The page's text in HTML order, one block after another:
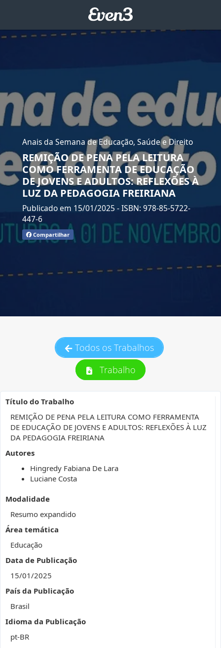
Anais da Semana de Educação, Saúde e Direito
REMIÇÃO DE PENA PELA LEITURA
COMO FERRAMENTA DE EDUCAÇÃO
DE JOVENS E ADULTOS: REFLEXÕES À
LUZ DA PEDAGOGIA FREIRIANA
Publicado em 15/01/2025 - ISBN: 978-85-5722-
447-6
Compartilhar
Todos os Trabalhos
Trabalho
Título do Trabalho
REMIÇÃO DE PENA PELA LEITURA COMO FERRAMENTA
DE EDUCAÇÃO DE JOVENS E ADULTOS: REFLEXÕES À LUZ
DA PEDAGOGIA FREIRIANA
Autores
Hingredy Fabiana De Lara
Luciane Costa
Modalidade
Resumo expandido
Área temática
Educação
Data de Publicação
15/01/2025
País da Publicação
Brasil
Idioma da Publicação
pt-BR